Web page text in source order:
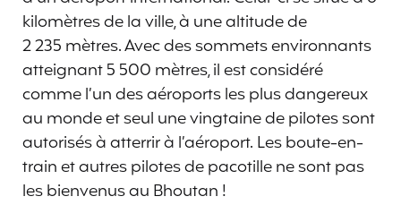
kilomètres de la ville, à une altitude de
2 235 mètres. Avec des sommets environnants
atteignant 5 500 mètres, il est considéré
comme l’un des aéroports les plus dangereux
au monde et seul une vingtaine de pilotes sont
autorisés à atterrir à l’aéroport. Les boute-en-
train et autres pilotes de pacotille ne sont pas
les bienvenus au Bhoutan !